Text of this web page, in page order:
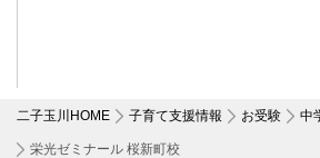
二子玉川HOME 子育て支援情報 お受験 中
栄光ゼミナール 桜新町校